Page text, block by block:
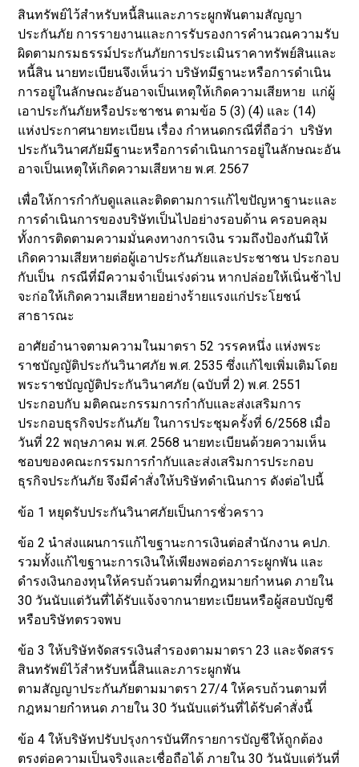
สินทรัพย์ไว้สำหรับหนี้สินและภาระผูกพันตามสัญญา
ประกันภัย การรายงานและการรับรองการคำนวณความรับ
ผิดตามกรมธรรม์ประกันภัยการประเมินราคาทรัพย์สินและ
หนี้สิน นายทะเบียนจึงเห็นว่า บริษัทมีฐานะหรือการดำเนิน
การอยู่ในลักษณะอันอาจเป็นเหตุให้เกิดความเสียหาย แก่ผู้
เอาประกันภัยหรือประชาชน ตามข้อ 5 (3) (4) และ (14)
แห่งประกาศนายทะเบียน เรื่อง กำหนดกรณีที่ถือว่า บริษัท
ประกันวินาศภัยมีฐานะหรือการดำเนินการอยู่ในลักษณะอัน
อาจเป็นเหตุให้เกิดความเสียหาย พ.ศ. 2567
เพื่อให้การกำกับดูแลและติดตามการแก้ไขปัญหาฐานะและ
การดำเนินการของบริษัทเป็นไปอย่างรอบด้าน ครอบคลุม
ทั้งการติดตามความมั่นคงทางการเงิน รวมถึงป้องกันมิให้
เกิดความเสียหายต่อผู้เอาประกันภัยและประชาชน ประกอบ
กับเป็น กรณีที่มีความจำเป็นเร่งด่วน หากปล่อยให้เนิ่นช้าไป
จะก่อให้เกิดความเสียหายอย่างร้ายแรงแก่ประโยชน์
สาธารณะ
อาศัยอำนาจตามความในมาตรา 52 วรรคหนึ่ง แห่งพระ
ราชบัญญัติประกันวินาศภัย พ.ศ. 2535 ซึ่งแก้ไขเพิ่มเติมโดย
พระราชบัญญัติประกันวินาศภัย (ฉบับที่ 2) พ.ศ. 2551
ประกอบกับ มติคณะกรรมการกำกับและส่งเสริมการ
ประกอบธุรกิจประกันภัย ในการประชุมครั้งที่ 6/2568 เมื่อ
วันที่ 22 พฤษภาคม พ.ศ. 2568 นายทะเบียนด้วยความเห็น
ชอบของคณะกรรมการกำกับและส่งเสริมการประกอบ
ธุรกิจประกันภัย จึงมีคำสั่งให้บริษัทดำเนินการ ดังต่อไปนี้
ข้อ 1 หยุดรับประกันวินาศภัยเป็นการชั่วคราว
ข้อ 2 นำส่งแผนการแก้ไขฐานะการเงินต่อสำนักงาน คปภ.
รวมทั้งแก้ไขฐานะการเงินให้เพียงพอต่อภาระผูกพัน และ
ดำรงเงินกองทุนให้ครบถ้วนตามที่กฎหมายกำหนด ภายใน
30 วันนับแต่วันที่ได้รับแจ้งจากนายทะเบียนหรือผู้สอบบัญชี
หรือบริษัทตรวจพบ
ข้อ 3 ให้บริษัทจัดสรรเงินสำรองตามมาตรา 23 และจัดสรร
สินทรัพย์ไว้สำหรับหนี้สินและภาระผูกพัน
ตามสัญญาประกันภัยตามมาตรา 27/4 ให้ครบถ้วนตามที่
กฎหมายกำหนด ภายใน 30 วันนับแต่วันที่ได้รับคำสั่งนี้
ข้อ 4 ให้บริษัทปรับปรุงการบันทึกรายการบัญชีให้ถูกต้อง
ตรงต่อความเป็นจริงและเชื่อถือได้ ภายใน 30 วันนับแต่วันที่